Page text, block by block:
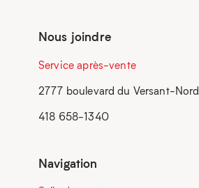
Nous joindre
Service après-vente
2777 boulevard du Versant-Nord
418 658-1340
Navigation